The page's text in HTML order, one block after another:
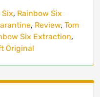
Six, Rainbow Six
, Review, Tom
Six Extraction,
Original